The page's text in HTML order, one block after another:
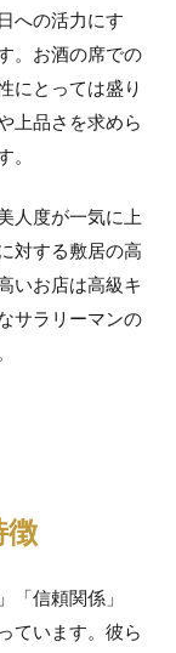
への活力にす
。お酒の席での
にとっては盛り
上品さを求めら
。
人度が一気に上
対する敷居の高
いお店は高級キ
サラリーマンの
徴
「信頼関係」
ています。彼ら